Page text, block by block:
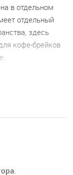
в отдельном
отдельный
здесь
кофе-брейков